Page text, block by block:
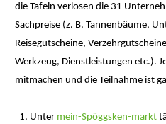
die Tafeln verlosen die 31
Sachpreise (z. B. Tannenbäume,
Reisegutscheine,
Werkzeug, Dienstleistungen etc.).
mitmachen und die Teilnahme ist
Unter mein-Spöggsken-markt